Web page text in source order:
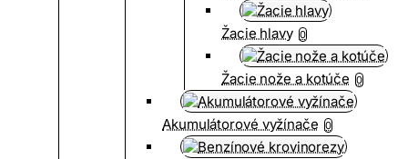
Žacie hlavy 0
Žacie nože a kotúče 0
Akumulátorové vyžínače 0